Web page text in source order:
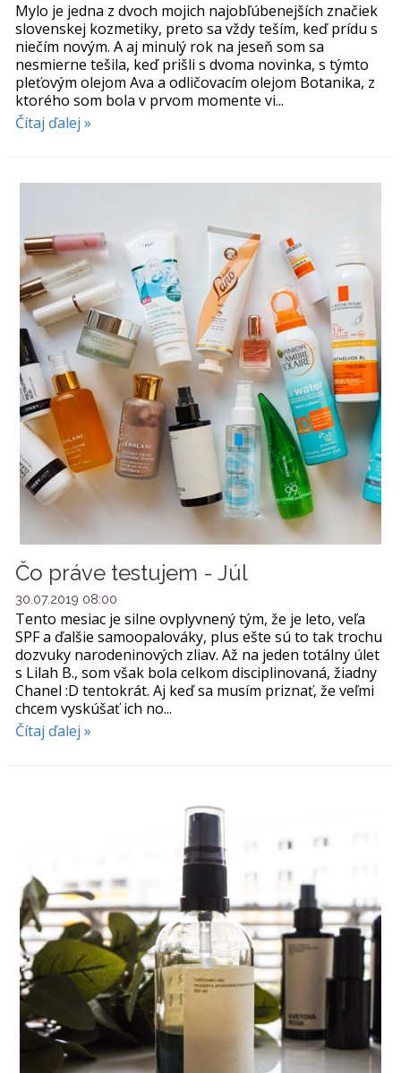
Mylo je jedna z dvoch mojich najobľúbenejších značiek
slovenskej kozmetiky, preto sa vždy teším, keď prídu s
niečím novým. A aj minulý rok na jeseň som sa
nesmierne tešila, keď prišli s dvoma novinka, s týmto
pleťovým olejom Ava a odličovacím olejom Botanika, z
ktorého som bola v prvom momente vi...
Čítaj ďalej »
Čo práve testujem - Júl
30.07.2019 08:00
Tento mesiac je silne ovplyvnený tým, že je leto, veľa
SPF a ďalšie samoopalováky, plus ešte sú to tak trochu
dozvuky narodeninových zliav. Až na jeden totálny úlet
s Lilah B., som však bola celkom disciplinovaná, žiadny
Chanel :D tentokrát. Aj keď sa musím priznať, že veľmi
chcem vyskúšať ich no...
Čítaj ďalej »